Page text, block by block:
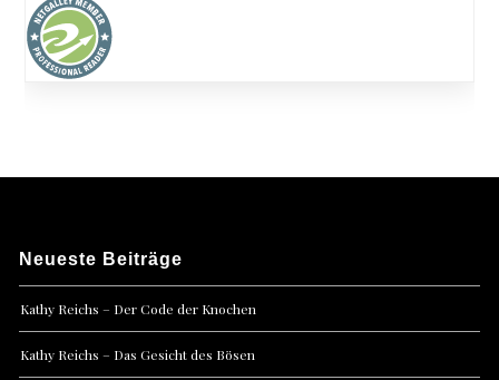
Neueste Beiträge
Kathy Reichs – Der Code der Knochen
Kathy Reichs – Das Gesicht des Bösen